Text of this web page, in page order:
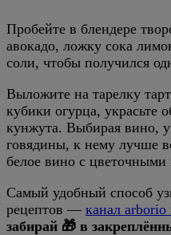
Пробейте в блендере
авокадо, ложку сока
соли, чтобы получился
Выложите на тарелку
кубики огурца, украсьте
кунжута. Выбирая вино,
говядины, к нему лучше
белое вино с цветочными
Самый удобный способ
рецептов — канал arborio
забирай 🎁 в